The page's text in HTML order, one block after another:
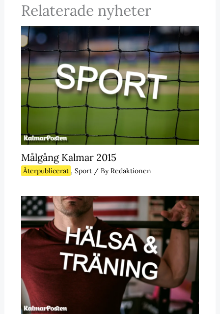
Relaterade nyheter
Målgång Kalmar 2015
Återpublicerat , Sport/ ByRedaktionen